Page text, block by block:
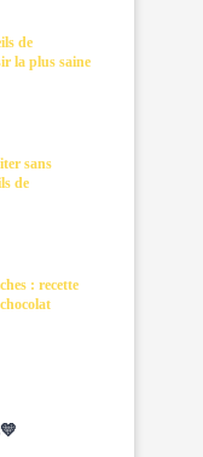
de
la plus saine
sans
de
: recette